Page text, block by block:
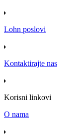
Lohn poslovi
Kontaktirajte nas
Korisni linkovi
O nama